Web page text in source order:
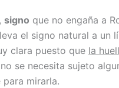
signo que no engaña a
el signo natural a un
clara puesto que la
se necesita sujeto
para mirarla.